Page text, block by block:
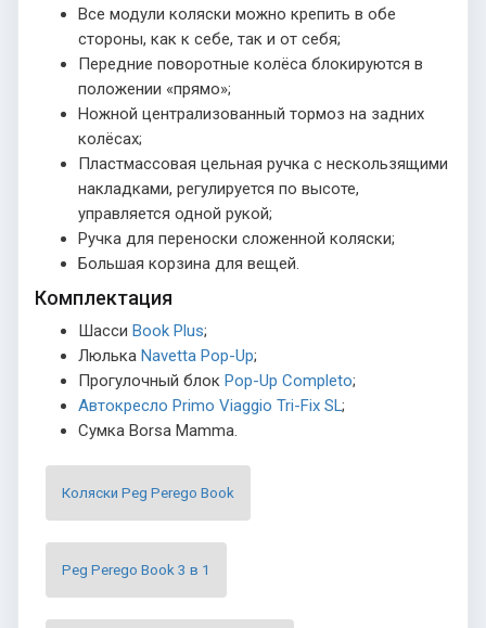
Все модули коляски можно крепить в обе
стороны, как к себе, так и от себя;
Передние поворотные колёса блокируются в
положении «прямо»;
Ножной централизованный тормоз на задних
колёсах;
Пластмассовая цельная ручка с нескользящими
накладками, регулируется по высоте,
управляется одной рукой;
Ручка для переноски сложенной коляски;
Большая корзина для вещей.
Комплектация
Шасси Book Plus;
Люлька Navetta Pop-Up;
Прогулочный блок Pop-Up Completo;
Автокресло Primo Viaggio Tri-Fix SL;
Сумка Borsa Mamma.
Коляски Peg Perego Book
Peg Perego Book 3 в 1